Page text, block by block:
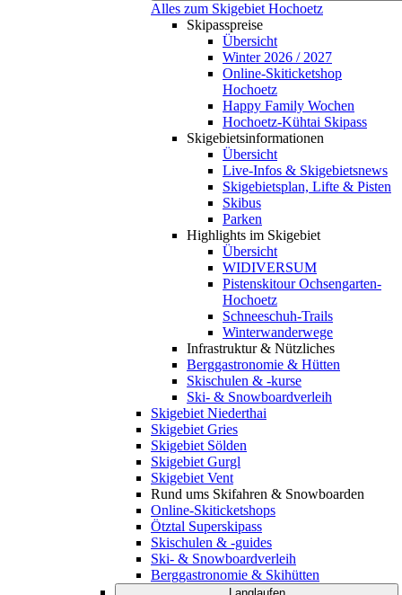
Alles zum Skigebiet Hochoetz
Skipasspreise
Übersicht
Winter 2026 / 2027
Online-Skiticketshop
Hochoetz
Happy Family Wochen
Hochoetz-Kühtai Skipass
Skigebietsinformationen
Übersicht
Live-Infos & Skigebietsnews
Skigebietsplan, Lifte & Pisten
Skibus
Parken
Highlights im Skigebiet
Übersicht
WIDIVERSUM
Pistenskitour Ochsengarten-
Hochoetz
Schneeschuh-Trails
Winterwanderwege
Infrastruktur & Nützliches
Berggastronomie & Hütten
Skischulen & -kurse
Ski- & Snowboardverleih
Skigebiet Niederthai
Skigebiet Gries
Skigebiet Sölden
Skigebiet Gurgl
Skigebiet Vent
Rund ums Skifahren & Snowboarden
Online-Skiticketshops
Ötztal Superskipass
Skischulen & -guides
Ski- & Snowboardverleih
Berggastronomie & Skihütten